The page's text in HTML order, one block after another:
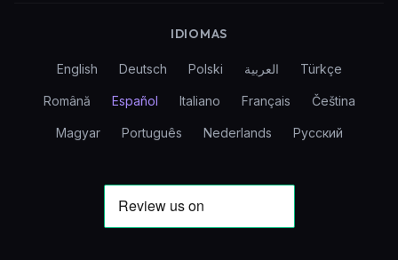
IDIOMAS
English Deutsch Polski العربية Türkçe
Română Español Italiano Français Čeština
Magyar Português Nederlands Русский